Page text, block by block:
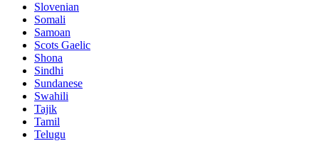
Slovenian
Somali
Samoan
Scots Gaelic
Shona
Sindhi
Sundanese
Swahili
Tajik
Tamil
Telugu